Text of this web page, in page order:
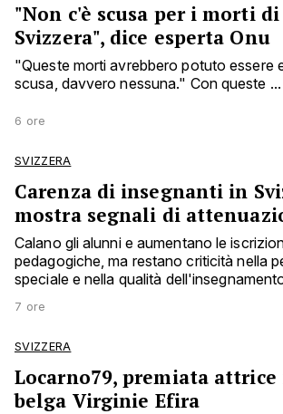
"Non c'è scusa per i morti
Svizzera", dice esperta Onu
"Queste morti avrebbero potuto essere
scusa, davvero nessuna." Con queste ...
6 ore
SVIZZERA
Carenza di insegnanti in
mostra segnali di
Calano gli alunni e aumentano le
pedagogiche, ma restano criticità nella
speciale e nella qualità
7 ore
SVIZZERA
Locarno79, premiata attrice
belga Virginie Efira